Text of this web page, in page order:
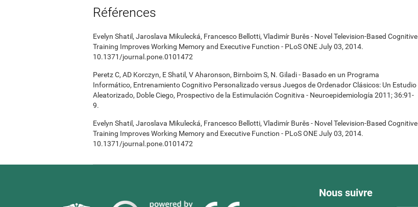
Références
Evelyn Shatil, Jaroslava Mikulecká, Francesco Bellotti, Vladimír Burěs - Novel Television-Based Cognitive
Training Improves Working Memory and Executive Function - PLoS ONE July 03, 2014.
10.1371/journal.pone.0101472
Peretz C, AD Korczyn, E Shatil, V Aharonson, Birnboim S, N. Giladi - Basado en un Programa
Informático, Entrenamiento Cognitivo Personalizado versus Juegos de Ordenador Clásicos: Un Estudio
Aleatorizado, Doble Ciego, Prospectivo de la Estimulación Cognitiva - Neuroepidemiología 2011; 36:91-
9.
Evelyn Shatil, Jaroslava Mikulecká, Francesco Bellotti, Vladimír Burěs - Novel Television-Based Cognitive
Training Improves Working Memory and Executive Function - PLoS ONE July 03, 2014.
10.1371/journal.pone.0101472
Nous suivre